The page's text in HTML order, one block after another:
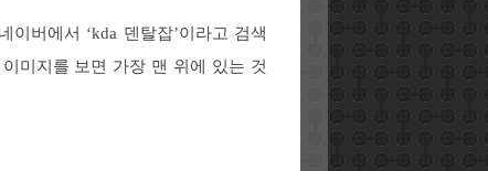
이버에서 ‘kda 덴탈잡’이라고 검색
미지를 보면 가장 맨 위에 있는 것